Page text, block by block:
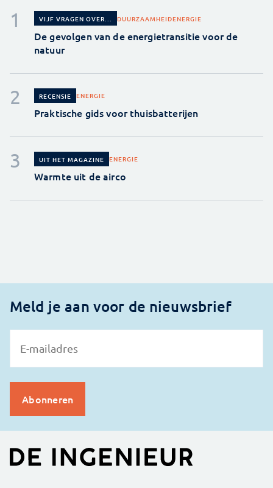
VIJF VRAGEN OVER... DUURZAAMHEIDENERGIE
De gevolgen van de energietransitie voor de
natuur
RECENSIE ENERGIE
Praktische gids voor thuisbatterijen
UIT HET MAGAZINE ENERGIE
Warmte uit de airco
Meld je aan voor de nieuwsbrief